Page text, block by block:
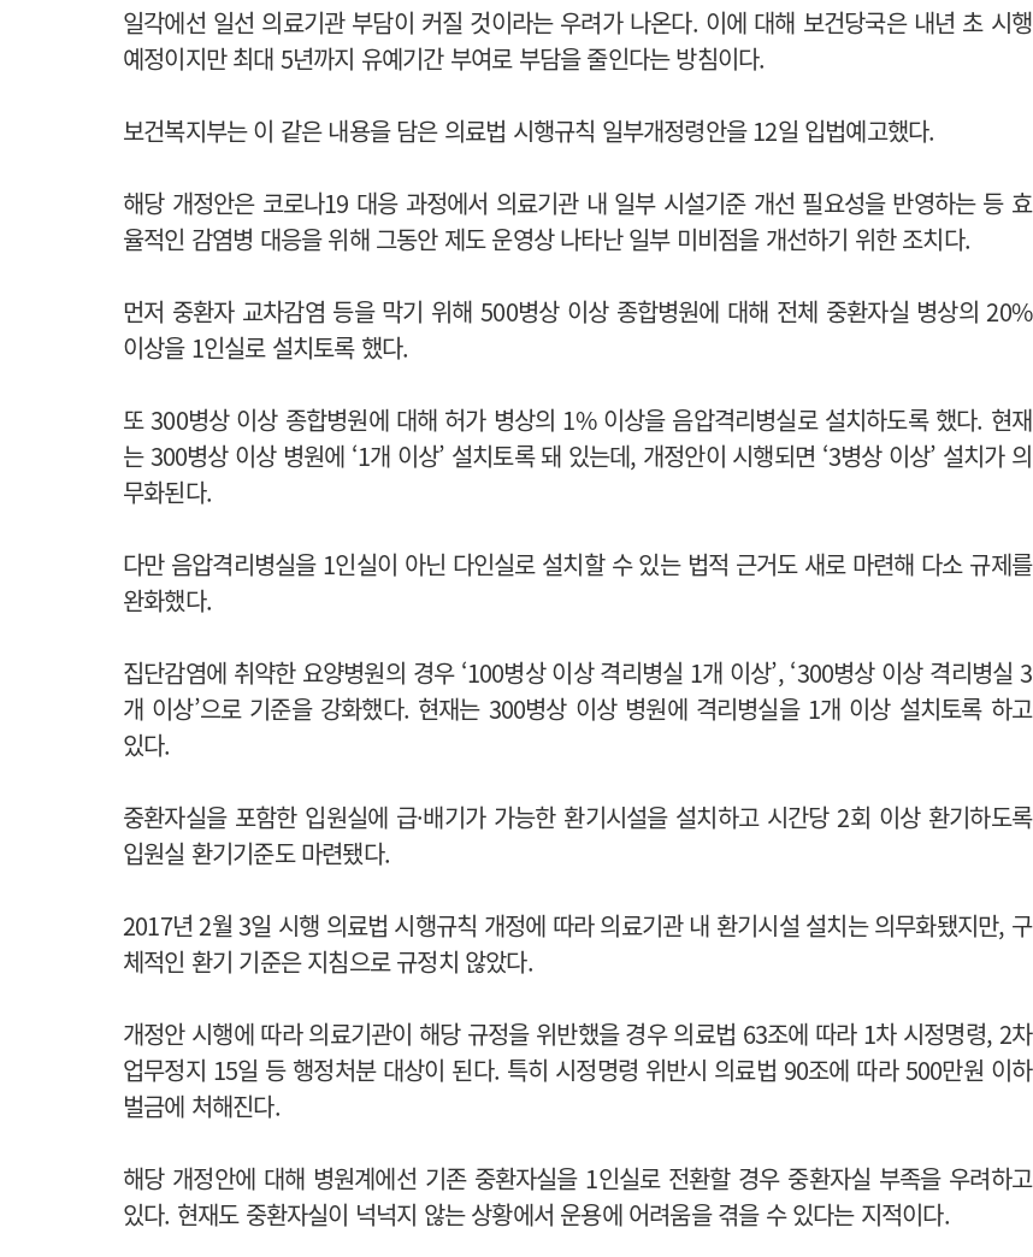
일각에선 일선 의료기관 부담이 커질 것이라는 우려가 나온다. 이에 대해 보건당국은 내년 초 시행
예정이지만 최대 5년까지 유예기간 부여로 부담을 줄인다는 방침이다.
보건복지부는 이 같은 내용을 담은 의료법 시행규칙 일부개정령안을 12일 입법예고했다.
해당 개정안은 코로나19 대응 과정에서 의료기관 내 일부 시설기준 개선 필요성을 반영하는 등 효
율적인 감염병 대응을 위해 그동안 제도 운영상 나타난 일부 미비점을 개선하기 위한 조치다.
먼저 중환자 교차감염 등을 막기 위해 500병상 이상 종합병원에 대해 전체 중환자실 병상의 20%
이상을 1인실로 설치토록 했다.
또 300병상 이상 종합병원에 대해 허가 병상의 1% 이상을 음압격리병실로 설치하도록 했다. 현재
는 300병상 이상 병원에 ‘1개 이상’ 설치토록 돼 있는데, 개정안이 시행되면 ‘3병상 이상’ 설치가 의
무화된다.
다만 음압격리병실을 1인실이 아닌 다인실로 설치할 수 있는 법적 근거도 새로 마련해 다소 규제를
완화했다.
집단감염에 취약한 요양병원의 경우 ‘100병상 이상 격리병실 1개 이상’, ‘300병상 이상 격리병실 3
개 이상’으로 기준을 강화했다. 현재는 300병상 이상 병원에 격리병실을 1개 이상 설치토록 하고
있다.
중환자실을 포함한 입원실에 급·배기가 가능한 환기시설을 설치하고 시간당 2회 이상 환기하도록
입원실 환기기준도 마련됐다.
2017년 2월 3일 시행 의료법 시행규칙 개정에 따라 의료기관 내 환기시설 설치는 의무화됐지만, 구
체적인 환기 기준은 지침으로 규정치 않았다.
개정안 시행에 따라 의료기관이 해당 규정을 위반했을 경우 의료법 63조에 따라 1차 시정명령, 2차
업무정지 15일 등 행정처분 대상이 된다. 특히 시정명령 위반시 의료법 90조에 따라 500만원 이하
벌금에 처해진다.
해당 개정안에 대해 병원계에선 기존 중환자실을 1인실로 전환할 경우 중환자실 부족을 우려하고
있다. 현재도 중환자실이 넉넉지 않는 상황에서 운용에 어려움을 겪을 수 있다는 지적이다.